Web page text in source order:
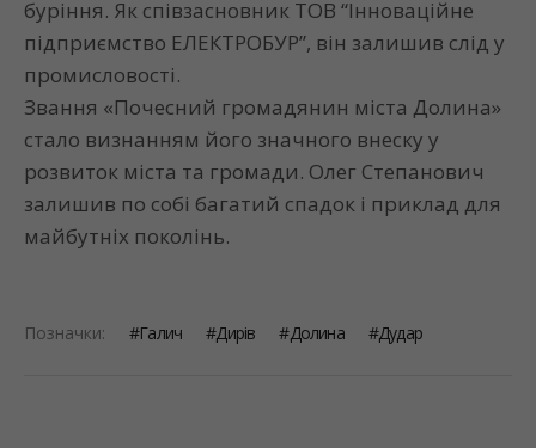
буріння. Як співзасновник ТОВ “Інноваційне
підприємство ЕЛЕКТРОБУР”, він залишив слід у
промисловості.
Звання «Почесний громадянин міста Долина»
стало визнанням його значного внеску у
розвиток міста та громади. Олег Степанович
залишив по собі багатий спадок і приклад для
майбутніх поколінь.
Позначки: Галич Дирів Долина Дудар